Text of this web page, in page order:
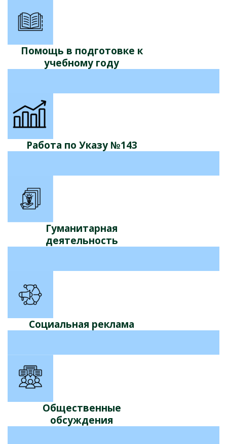
Помощь в подготовке к
учебному году
Работа по Указу №143
Гуманитарная
деятельность
Социальная реклама
Общественные
обсуждения